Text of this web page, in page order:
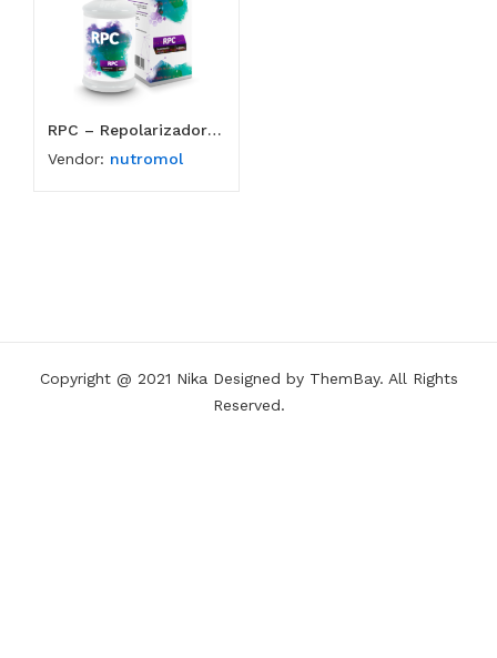
RPC – Repolarizador celular
Vendor: nutromol
Copyright @ 2021 Nika Designed by ThemBay. All Rights
Reserved.